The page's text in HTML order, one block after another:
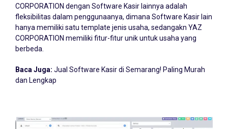
CORPORATION dengan Software Kasir lainnya adalah
fleksibilitas dalam penggunaanya, dimana Software Kasir lain
hanya memiliki satu template jenis usaha, sedangakn YAZ
CORPORATION memiliki fitur-fitur unik untuk usaha yang
berbeda.
Baca Juga: Jual Software Kasir di Semarang! Paling Murah
dan Lengkap